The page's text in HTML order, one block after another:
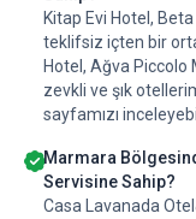
Kitap Evi Hotel, Beta
teklifsiz içten bir
Hotel, Ağva Piccolo
zevkli ve şık
sayfamızı
Marmara
Servisine Sahip?
Casa Lavanada